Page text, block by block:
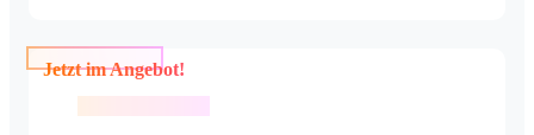
Jetzt im Angebot!